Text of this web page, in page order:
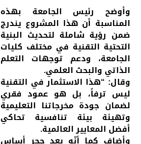
وأوضح رئيس الجامعة بهذه
المناسبة أن هذا المشروع يندرج
ضمن رؤية شاملة لتحديث البنية
التحتية التقنية في مختلف كليات
الجامعة، ودعم توجهات التعلم
الذاتي والبحث العلمي.
وقال: “هذا الاستثمار في التقنية
ليس ترفاً، بل هو عمود فقري
لضمان جودة مخرجاتنا التعليمية
وتهيئة بيئة تنافسية تحاكي
أفضل المعايير العالمية.
وأضاف كما أنّه يعد حجر أساس